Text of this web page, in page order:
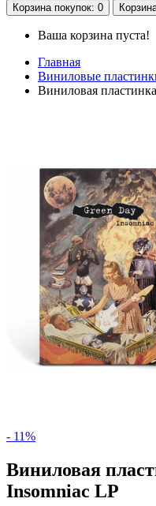
Корзина покупок: 0
Ваша корзина пуста!
Главная
Виниловые
Виниловая
- 11%
Виниловая
Insomniac LP